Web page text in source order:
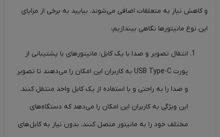
و کاهش نیاز به متعلقات اضافی می‌شوند. بیایید به برخی از مزایای
این نوع مانیتورها نگاهی بیندازیم:
انتقال تصویر و صدا با یک کابل: مانیتورهای با پشتیبانی از
پورت USB Type-C به کاربران این امکان را می‌دهند تا تصویر
و صدا را به راحتی و با استفاده از یک کابل واحد منتقل کنند.
این ویژگی به کاربران این امکان را می‌دهد که دستگاه‌های
مختلف خود را به مانیتور متصل کنند، بدون نیاز به کابل‌های